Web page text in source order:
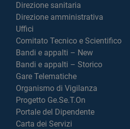
Direzione sanitaria
Direzione amministrativa
Uffici
Comitato Tecnico e Scientifico
Bandi e appalti – New
Bandi e appalti – Storico
Gare Telematiche
Organismo di Vigilanza
Progetto Ge.Se.T.On
Portale del Dipendente
Carta dei Servizi